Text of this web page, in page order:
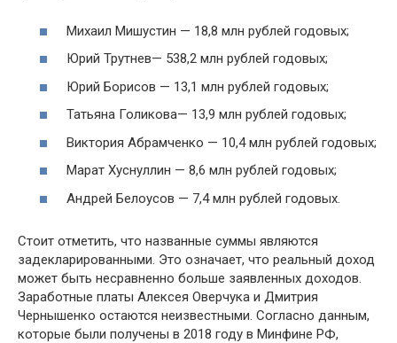
Михаил Мишустин — 18,8 млн рублей годовых;
Юрий Трутнев— 538,2 млн рублей годовых;
Юрий Борисов — 13,1 млн рублей годовых;
Татьяна Голикова— 13,9 млн рублей годовых;
Виктория Абрамченко — 10,4 млн рублей годовых;
Марат Хуснуллин — 8,6 млн рублей годовых;
Андрей Белоусов — 7,4 млн рублей годовых.
Стоит отметить, что названные суммы являются
задекларированными. Это означает, что реальный доход
может быть несравненно больше заявленных доходов.
Заработные платы Алексея Оверчука и Дмитрия
Чернышенко остаются неизвестными. Согласно данным,
которые были получены в 2018 году в Минфине РФ,